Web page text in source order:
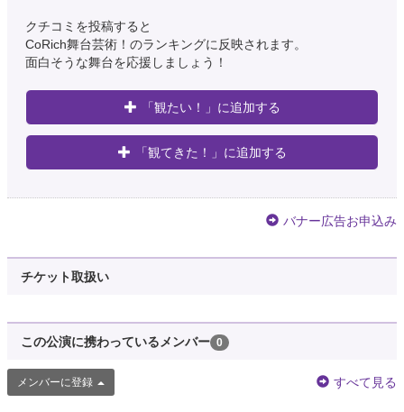
クチコミを投稿すると
CoRich舞台芸術！のランキングに反映されます。
面白そうな舞台を応援しましょう！
「観たい！」に追加する
「観てきた！」に追加する
バナー広告お申込み
チケット取扱い
この公演に携わっているメンバー 0
メンバーに登録 すべて見る